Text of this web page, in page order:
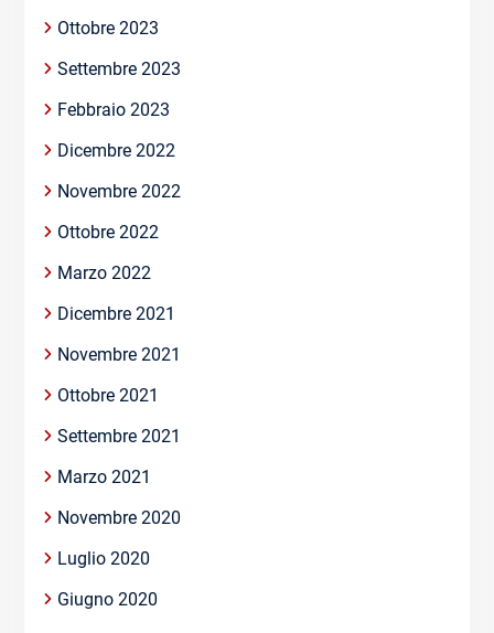
Ottobre 2023
Settembre 2023
Febbraio 2023
Dicembre 2022
Novembre 2022
Ottobre 2022
Marzo 2022
Dicembre 2021
Novembre 2021
Ottobre 2021
Settembre 2021
Marzo 2021
Novembre 2020
Luglio 2020
Giugno 2020